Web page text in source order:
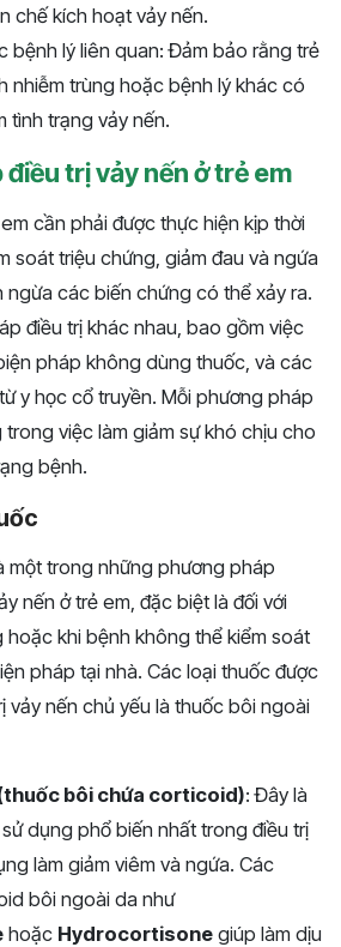
chế kích hoạt vảy nến.
bệnh lý liên quan: Đảm bảo rằng trẻ
nhiễm trùng hoặc bệnh lý khác có
tình trạng vảy nến.
trị vảy nến ở trẻ em
cần phải được thực hiện kịp thời
soát triệu chứng, giảm đau và ngứa
ngừa các biến chứng có thể xảy ra.
điều trị khác nhau, bao gồm việc
pháp không dùng thuốc, và các
y học cổ truyền. Mỗi phương pháp
việc làm giảm sự khó chịu cho
bệnh.
một trong những phương pháp
nến ở trẻ em, đặc biệt là đối với
khi bệnh không thể kiểm soát
pháp tại nhà. Các loại thuốc được
vảy nến chủ yếu là thuốc bôi ngoài
bôi chứa corticoid): Đây là
dụng phổ biến nhất trong điều trị
làm giảm viêm và ngứa. Các
bôi ngoài da như
hoặc Hydrocortisone giúp làm dịu